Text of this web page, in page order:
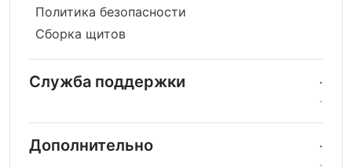
Политика безопасности
Сборка щитов
Служба поддержки
Дополнительно